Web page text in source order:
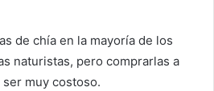
de chía en la mayoría de los
naturistas, pero comprarlas a
muy costoso.